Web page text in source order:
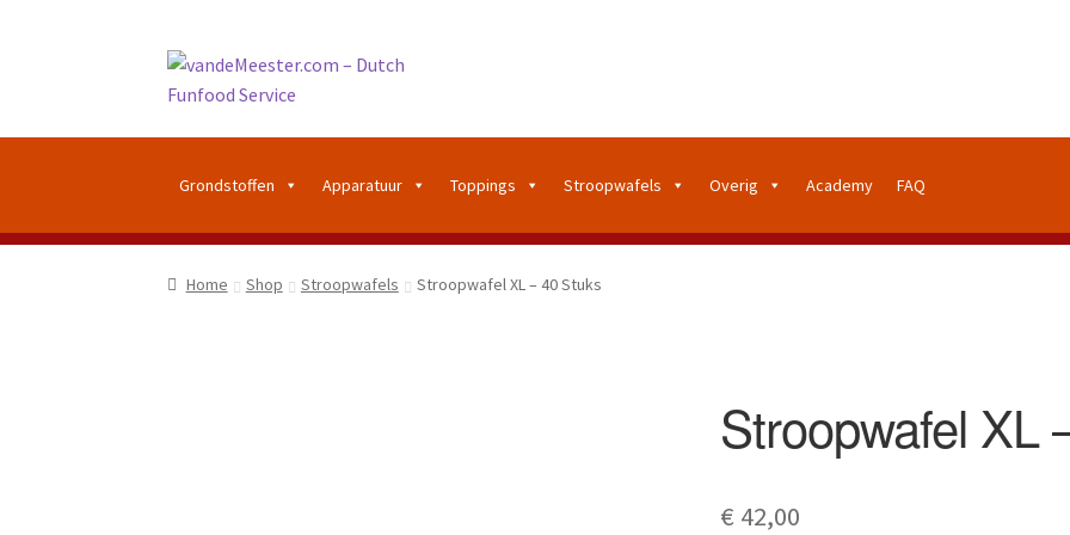
Grondstoffen Apparatuur Toppings Stroopwafels Overig Academy FAQ
Home Shop Stroopwafels Stroopwafel XL – 40 Stuks
Stroopwafel XL
€ 42,00